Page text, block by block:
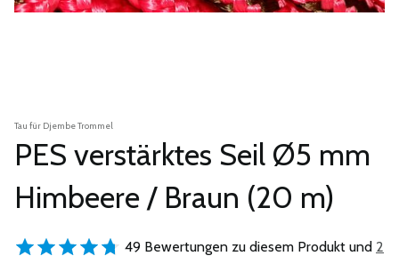
Tau für Djembe Trommel
PES verstärktes Seil Ø5 mm
Himbeere / Braun (20 m)
49 Bewertungen zu diesem Produkt und 2